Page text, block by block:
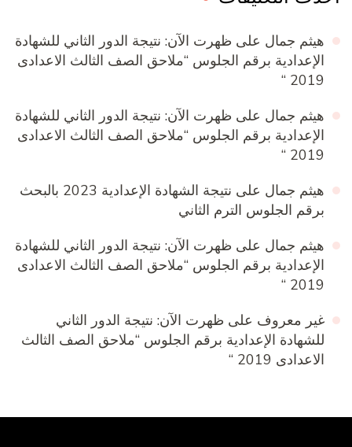
هيثم جمال على ظهرت الآن: نتيجة الدور الثاني للشهادة
الإعدادية برقم الجلوس “ملاحق الصف الثالث الاعدادى
2019 “
هيثم جمال على ظهرت الآن: نتيجة الدور الثاني للشهادة
الإعدادية برقم الجلوس “ملاحق الصف الثالث الاعدادى
2019 “
هيثم جمال على
نتيجة الشهادة الإعدادية 2023 بالبحث
برقم الجلوس الترم الثاني
هيثم جمال على ظهرت الآن: نتيجة الدور الثاني للشهادة
الإعدادية برقم الجلوس “ملاحق الصف الثالث الاعدادى
2019 “
غير معروف على ظهرت الآن: نتيجة الدور الثاني
للشهادة الإعدادية برقم الجلوس “ملاحق الصف الثالث
الاعدادى 2019 “